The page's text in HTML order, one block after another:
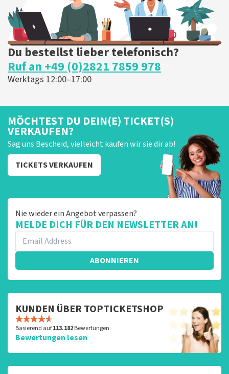
Du bestellst lieber telefonisch?
Ruf an +49 (0)2821 7859 978
Werktags 12:00–17:00
MÖCHTEST DU DEIN(E) TICKET(S)
VERKAUFEN?
Sag uns Bescheid, vielleicht kaufen wir sie dir ab!
TICKETS VERKAUFEN
Nie wieder ein Angebot verpassen?
MELDE DICH FÜR DEN NEWSLETTER AN!
ABONNIEREN
KUNDEN ÜBER TOPTICKETSHOP
Basierend auf113.182Bewertungen
Bewertungen lesen